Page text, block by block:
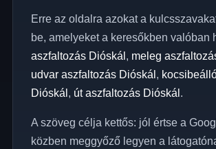
Erre az oldalra azokat a
be, amelyeket a keresőkben valóban
aszfaltozás Dióskál , meleg
udvar aszfaltozás Dióskál ,
Dióskál , út aszfaltozás Dióskál .
A szöveg célja kettős: jól értse a
közben meggyőző legyen a